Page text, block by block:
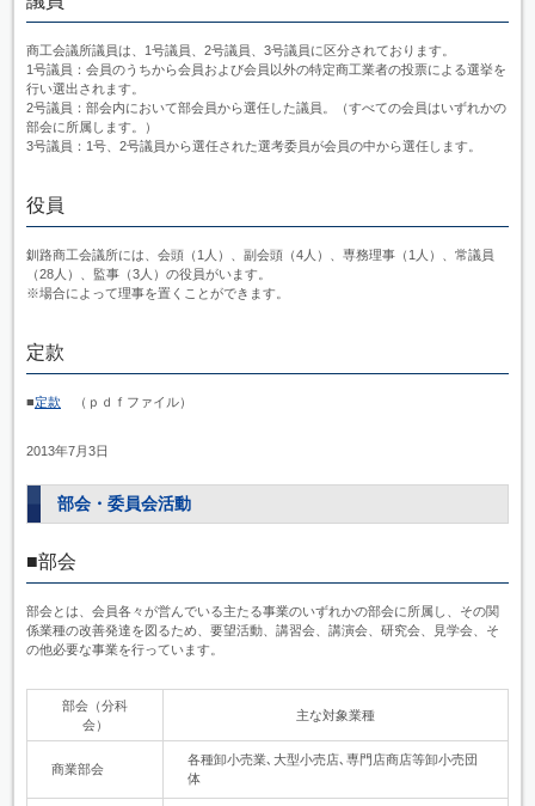
商工会議所議員は、1号議員、2号議員、3号議員に区分されております。
1号議員：会員のうちから会員および会員以外の特定商工業者の投票による選挙を
行い選出されます。
2号議員：部会内において部会員から選任した議員。（すべての会員はいずれかの
部会に所属します。）
3号議員：1号、2号議員から選任された選考委員が会員の中から選任します。
役員
釧路商工会議所には、会頭（1人）、副会頭（4人）、専務理事（1人）、常議員
（28人）、監事（3人）の役員がいます。
※場合によって理事を置くことができます。
定款
■定款 （ｐｄｆファイル）
2013年7月3日
部会・委員会活動
■部会
部会とは、会員各々が営んでいる主たる事業のいずれかの部会に所属し、その関
係業種の改善発達を図るため、要望活動、講習会、講演会、研究会、見学会、そ
の他必要な事業を行っています。
部会（分科
会）
主な対象業種
商業部会
各種卸小売業､大型小売店､専門店商店等卸小売団
体